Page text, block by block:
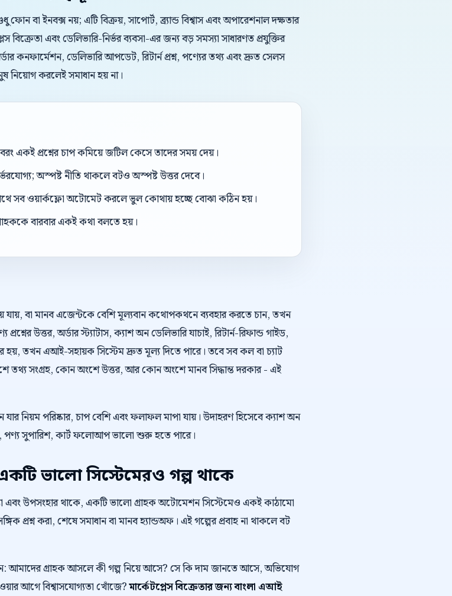
বা ইনবক্স নয়; এটি বিক্রয়, সাপোর্ট, ব্র্যান্ড বিশ্বাস এবং অপারেশনাল দক্ষতার
এবং ডেলিভারি-নির্ভর ব্যবসা-এর জন্য বড় সমস্যা সাধারণত প্রযুক্তির
কনফার্মেশন, ডেলিভারি আপডেট, রিটার্ন প্রশ্ন, পণ্যের তথ্য এবং দ্রুত সেলস
নিয়োগ করলেই সমাধান হয় না।
একই প্রশ্নের চাপ কমিয়ে জটিল কেসে তাদের সময় দেয়।
অস্পষ্ট নীতি থাকলে বটও অস্পষ্ট উত্তর দেবে।
সব ওয়ার্কফ্লো অটোমেট করলে ভুল কোথায় হচ্ছে বোঝা কঠিন হয়।
বারবার একই কথা বলতে হয়।
যায়, বা মানব এজেন্টকে বেশি মূল্যবান কথোপকথনে ব্যবহার করতে চান, তখন
উত্তর, অর্ডার স্ট্যাটাস, ক্যাশ অন ডেলিভারি যাচাই, রিটার্ন-রিফান্ড গাইড,
তখন এআই-সহায়ক সিস্টেম দ্রুত মূল্য দিতে পারে। তবে সব কল বা চ্যাট
সংগ্রহ, কোন অংশে উত্তর, আর কোন অংশে মানব সিদ্ধান্ত দরকার - এই
নিয়ম পরিষ্কার, চাপ বেশি এবং ফলাফল মাপা যায়। উদাহরণ হিসেবে ক্যাশ অন
পণ্য সুপারিশ, কার্ট ফলোআপ ভালো শুরু হতে পারে।
ভালো সিস্টেমেরও গল্প থাকে
এবং উপসংহার থাকে, একটি ভালো গ্রাহক অটোমেশন সিস্টেমেও একই কাঠামো
প্রশ্ন করা, শেষে সমাধান বা মানব হ্যান্ডঅফ। এই গল্পের প্রবাহ না থাকলে বট
গ্রাহক আসলে কী গল্প নিয়ে আসে? সে কি দাম জানতে আসে, অভিযোগ
আগে বিশ্বাসযোগ্যতা খোঁজে?মার্কেটপ্লেস বিক্রেতার জন্য বাংলা এআই